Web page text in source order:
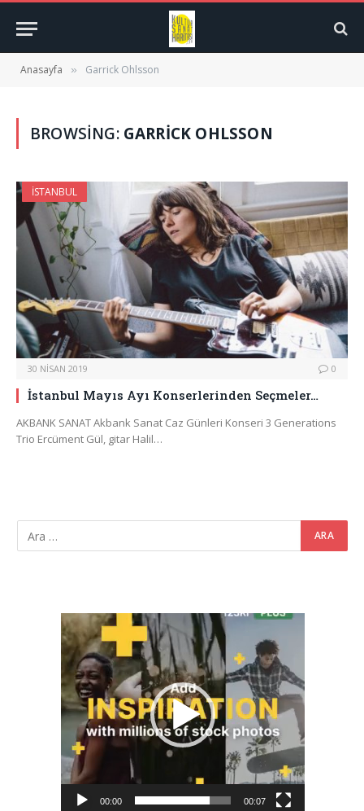
Anasayfa » Garrick Ohlsson
BROWSING: GARRICK OHLSSON
İSTANBUL
30 NISAN 2019 0
İstanbul Mayıs Ayı Konserlerinden Seçmeler…
AKBANK SANAT Akbank Sanat Caz Günleri Konseri 3 Generations
Trio Ercüment Gül, gitar Halil…
Video
oynatıcı
00:00 00:07